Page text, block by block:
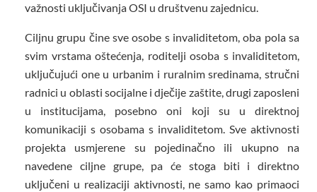
važnosti uključivanja OSI u društvenu zajednicu.
Ciljnu grupu čine sve osobe s invaliditetom, oba pola sa
svim vrstama oštećenja, roditelji osoba s invaliditetom,
uključujući one u urbanim i ruralnim sredinama, stručni
radnici u oblasti socijalne i dječije zaštite, drugi zaposleni
u institucijama, posebno oni koji su u direktnoj
komunikaciji s osobama s invaliditetom. Sve aktivnosti
projekta usmjerene su pojedinačno ili ukupno na
navedene ciljne grupe, pa će stoga biti i direktno
uključeni u realizaciji aktivnosti, ne samo kao primaoci